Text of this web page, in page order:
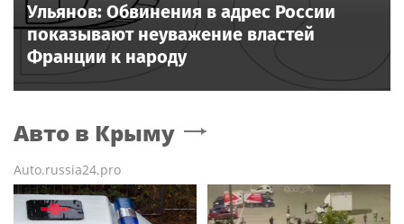
Ульянов: Обвинения в адрес России
показывают неуважение властей
Франции к народу
Авто в Крыму
Auto.russia24.pro